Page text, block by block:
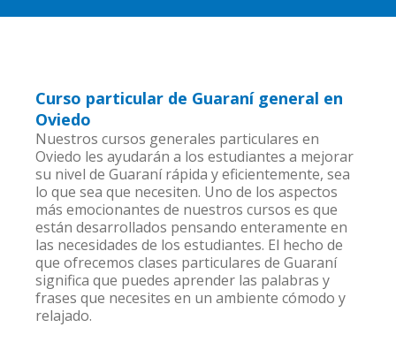
Curso particular de Guaraní general en
Oviedo
Nuestros cursos generales particulares en
Oviedo les ayudarán a los estudiantes a mejorar
su nivel de Guaraní rápida y eficientemente, sea
lo que sea que necesiten. Uno de los aspectos
más emocionantes de nuestros cursos es que
están desarrollados pensando enteramente en
las necesidades de los estudiantes. El hecho de
que ofrecemos clases particulares de Guaraní
significa que puedes aprender las palabras y
frases que necesites en un ambiente cómodo y
relajado.